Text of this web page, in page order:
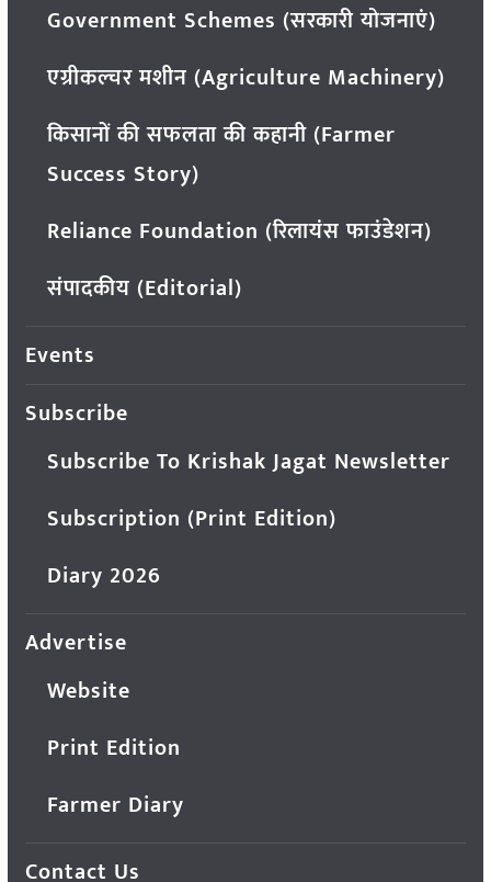
Government Schemes (सरकारी योजनाएं)
एग्रीकल्चर मशीन (Agriculture Machinery)
किसानों की सफलता की कहानी (Farmer
Success Story)
Reliance Foundation (रिलायंस फाउंडेशन)
संपादकीय (Editorial)
Events
Subscribe
Subscribe To Krishak Jagat Newsletter
Subscription (Print Edition)
Diary 2026
Advertise
Website
Print Edition
Farmer Diary
Contact Us